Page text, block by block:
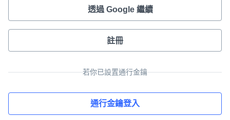
透過 Google 繼續
註冊
若你已設置通行金鑰
通行金鑰登入